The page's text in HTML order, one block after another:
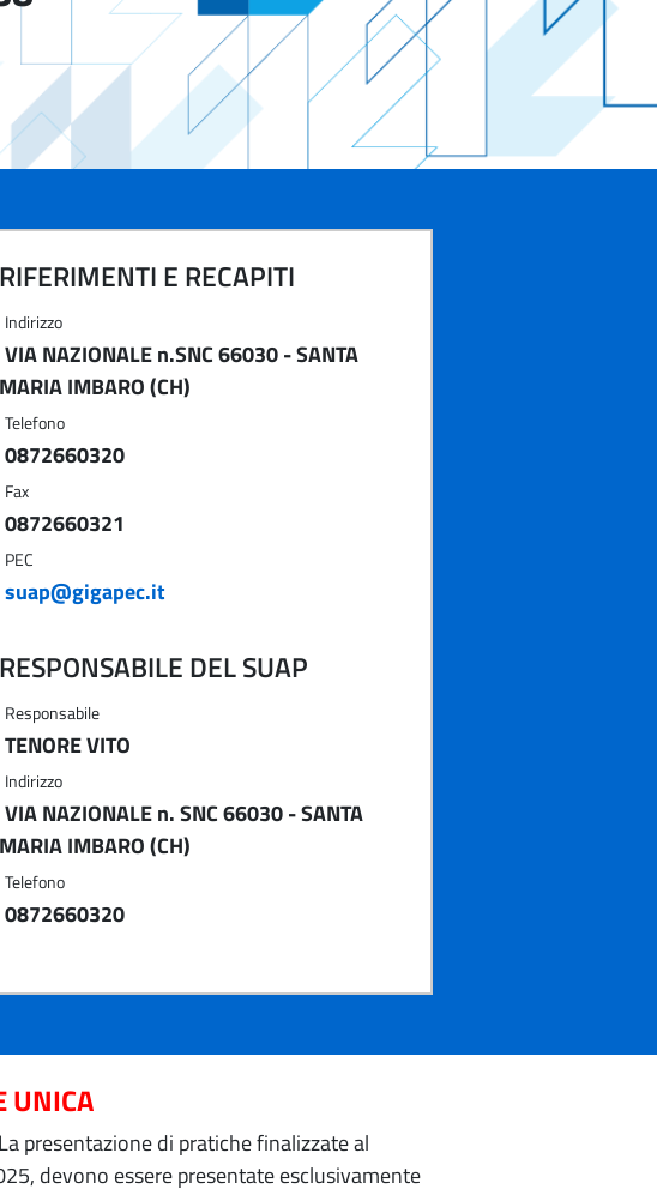
RIFERIMENTI E RECAPITI
Indirizzo
VIA NAZIONALE n.SNC 66030 - SANTA
MARIA IMBARO (CH)
Telefono
0872660320
Fax
0872660321
PEC
suap@gigapec.it
RESPONSABILE DEL SUAP
Responsabile
TENORE VITO
Indirizzo
VIA NAZIONALE n. SNC 66030 - SANTA
MARIA IMBARO (CH)
Telefono
0872660320
UNICA
presentazione di pratiche finalizzate al
devono essere presentate esclusivamente